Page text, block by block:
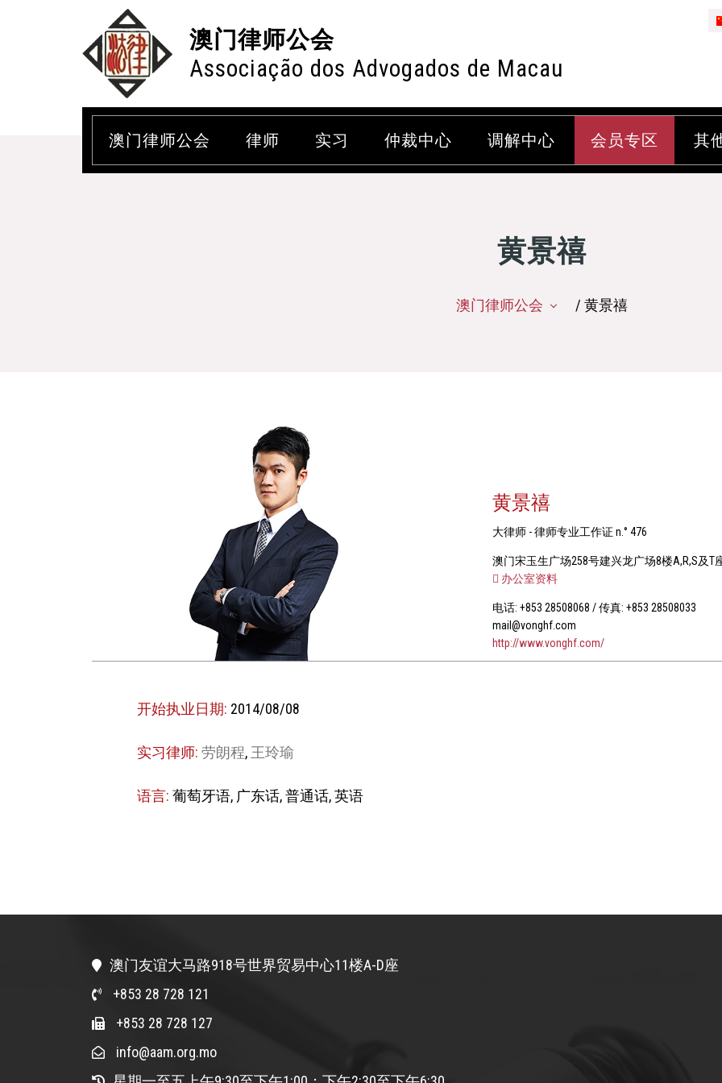
澳门律师公会
Associação dos Advogados de Macau
澳门律师公会 律师 实习 仲裁中心 调解中心 会员专区 其
黄景禧
澳门律师公会 / 黄景禧
黄景禧
大律师 - 律师专业工作证 n.° 476
澳门宋玉生广场258号建兴龙广场8楼A,R,S及T
办公室资料
电话: +853 28508068 / 传真: +853 28508033
mail@vonghf.com
http://www.vonghf.com/
开始执业日期: 2014/08/08
实习律师: 劳朗程, 王玲瑜
语言: 葡萄牙语, 广东话, 普通话, 英语
澳门友谊大马路918号世界贸易中心11楼A-D座
+853 28 728 121
+853 28 728 127
info@aam.org.mo